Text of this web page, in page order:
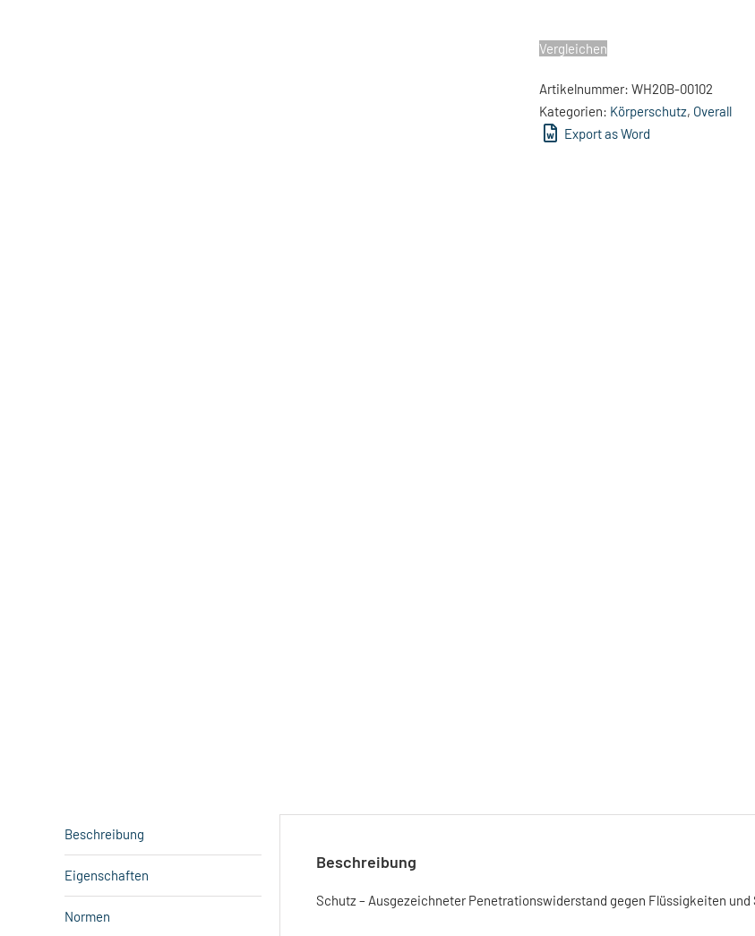
Vergleichen
Artikelnummer: WH20B-00102
Kategorien: Körperschutz, Overall
Export as Word
Beschreibung
Eigenschaften
Normen
Beschreibung
Schutz – Ausgezeichneter Penetrationswiderstand gegen Flüssigkeiten